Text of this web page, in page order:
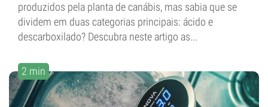
produzidos pela planta de canábis, mas sabia que se
dividem em duas categorias principais: ácido e
descarboxilado? Descubra neste artigo as...
2 min